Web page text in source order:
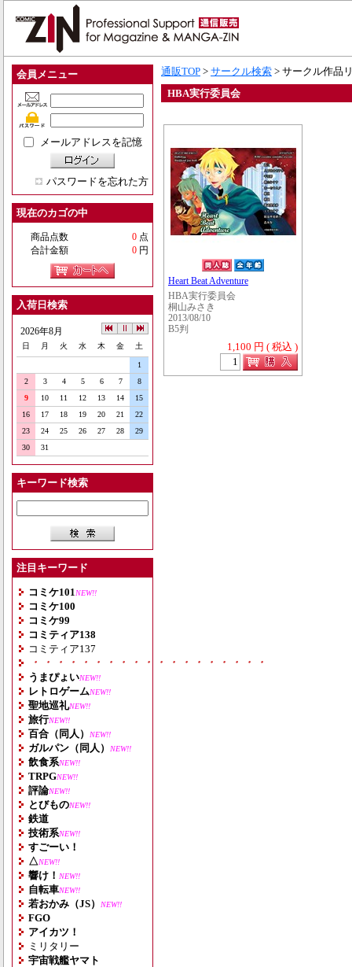
会員メニュー
メールアドレスを記憶
パスワードを忘れた方
現在のカゴの中
商品点数 0 点
合計金額
0 円
入荷日検索
2026年8月
日 月 火 水 木 金 土
1
2
3 4 5 6 7
8
9
10 11 12 13 14
15
16
17 18 19 20 21
22
23
24 25 26 27 28
29
30
31
キーワード検索
注目キーワード
コミケ101 NEW!!
コミケ100
コミケ99
コミティア138
コミティア137
・・・・・・・・・・・・・・・・・・・
うまぴょいNEW!!
レトロゲームNEW!!
聖地巡礼NEW!!
旅行NEW!!
百合（同人） NEW!!
ガルパン（同人） NEW!!
飲食系NEW!!
TRPGNEW!!
評論NEW!!
とびものNEW!!
鉄道
技術系NEW!!
すごーい！
△NEW!!
響け！ NEW!!
自転車NEW!!
若おかみ（JS） NEW!!
FGO
アイカツ！
ミリタリー
宇宙戦艦ヤマト
通販TOP > サークル検索 > サークル作品
HBA実行委員会
Heart Beat Adventure
HBA実行委員会
桐山みさき
2013/08/10
B5判
1,100 円 ( 税込 )